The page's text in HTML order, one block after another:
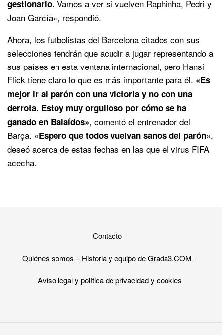
gestionarlo. Vamos a ver si vuelven Raphinha, Pedri y
Joan García», respondió.
Ahora, los futbolistas del Barcelona citados con sus
selecciones tendrán que acudir a jugar representando a
sus países en esta ventana internacional, pero Hansi
Flick tiene claro lo que es más importante para él. «Es
mejor ir al parón con una victoria y no con una
derrota. Estoy muy orgulloso por cómo se ha
ganado en Balaídos», comentó el entrenador del
Barça. «Espero que todos vuelvan sanos del parón»,
deseó acerca de estas fechas en las que el virus FIFA
acecha.
Contacto
Quiénes somos – Historia y equipo de Grada3.COM
Aviso legal y política de privacidad y cookies​